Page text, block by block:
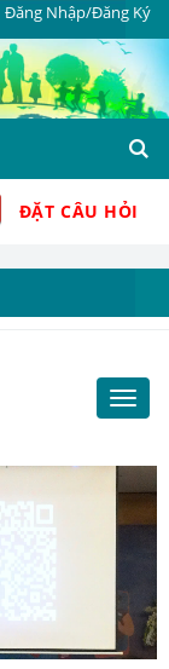
Đăng Nhập/Đăng Ký
ĐẶT CÂU HỎI